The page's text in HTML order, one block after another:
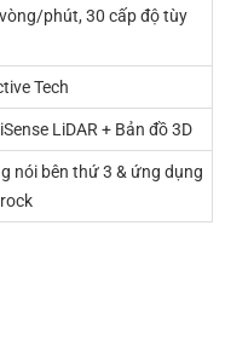
phút, 30 cấp độ tùy
Tech
LiDAR + Bản đồ 3D
nói bên thứ 3 & ứng dụng